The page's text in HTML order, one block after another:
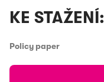
KE STAŽENÍ:
Policy paper